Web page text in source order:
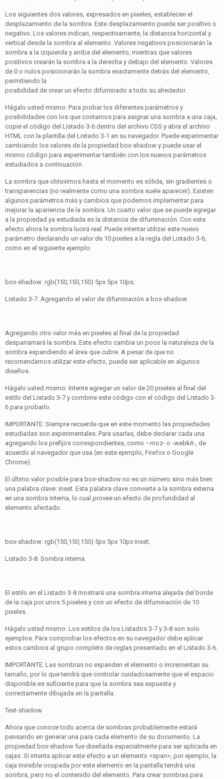
Los siguientes dos valores, expresados en pixeles, establecen el
desplazamiento de la sombra. Este desplazamiento puede ser positivo o
negativo. Los valores indican, respectivamente, la distancia horizontal y
vertical desde la sombra al elemento. Valores negativos posicionarán la
sombra a la izquierda y arriba del elemento, mientras que valores
positivos crearán la sombra a la derecha y debajo del elemento. Valores
de 0 o nulos posicionarán la sombra exactamente detrás del elemento,
permitiendo la
posibilidad de crear un efecto difuminado a todo su alrededor.
Hágalo usted mismo: Para probar los diferentes parámetros y
posibilidades con los que contamos para asignar una sombra a una caja,
copie el código del Listado 3-6 dentro del archivo CSS y abra el archivo
HTML con la plantilla del Listado 3-1 en su navegador. Puede experimentar
cambiando los valores de la propiedad box-shadow y puede usar el
mismo código para experimentar también con los nuevos parámetros
estudiados a continuación.
La sombra que obtuvimos hasta el momento es sólida, sin gradientes o
transparencias (no realmente como una sombra suele aparecer). Existen
algunos parámetros más y cambios que podemos implementar para
mejorar la apariencia de la sombra. Un cuarto valor que se puede agregar
a la propiedad ya estudiada es la distancia de difuminación. Con este
efecto ahora la sombra lucirá real. Puede intentar utilizar este nuevo
parámetro declarando un valor de 10 pixeles a la regla del Listado 3-6,
como en el siguiente ejemplo:
box-shadow: rgb(150,150,150) 5px 5px 10px;
Listado 3-7. Agregando el valor de difuminación a box-shadow.
Agregando otro valor más en pixeles al final de la propiedad
desparramará la sombra. Este efecto cambia un poco la naturaleza de la
sombra expandiendo el área que cubre. A pesar de que no
recomendamos utilizar este efecto, puede ser aplicable en algunos
diseños.
Hágalo usted mismo: Intente agregar un valor de 20 pixeles al final del
estilo del Listado 3-7 y combine este código con el código del Listado 3-
6 para probarlo.
IMPORTANTE: Siempre recuerde que en este momento las propiedades
estudiadas son experimentales. Para usarlas, debe declarar cada una
agregando los prefijos correspondientes, como –moz- o -webkit-, de
acuerdo al navegador que usa (en este ejemplo, Firefox o Google
Chrome).
El último valor posible para box-shadow no es un número sino más bien
una palabra clave: inset. Esta palabra clave convierte a la sombra externa
en una sombra interna, lo cual provee un efecto de profundidad al
elemento afectado.
box-shadow: rgb(150,150,150) 5px 5px 10px inset;
Listado 3-8. Sombra interna.
El estilo en el Listado 3-8 mostrará una sombra interna alejada del borde
de la caja por unos 5 pixeles y con un efecto de difuminación de 10
pixeles.
Hágalo usted mismo: Los estilos de los Listados 3-7 y 3-8 son solo
ejemplos. Para comprobar los efectos en su navegador debe aplicar
estos cambios al grupo completo de reglas presentado en el Listado 3-6.
IMPORTANTE: Las sombras no expanden el elemento o incrementan su
tamaño, por lo que tendrá que controlar cuidadosamente que el espacio
disponible es suficiente para que la sombra sea expuesta y
correctamente dibujada en la pantalla.
Text-shadow
Ahora que conoce todo acerca de sombras probablemente estará
pensando en generar una para cada elemento de su documento. La
propiedad box-shadow fue diseñada especialmente para ser aplicada en
cajas. Si intenta aplicar este efecto a un elemento <span>, por ejemplo, la
caja invisible ocupada por este elemento en la pantalla tendrá una
sombra, pero no el contenido del elemento. Para crear sombras para